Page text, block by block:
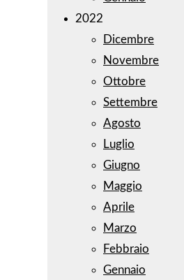
2022
Dicembre
Novembre
Ottobre
Settembre
Agosto
Luglio
Giugno
Maggio
Aprile
Marzo
Febbraio
Gennaio